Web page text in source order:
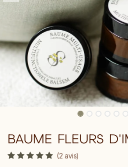
BAUME FLEURS
(2 avis)